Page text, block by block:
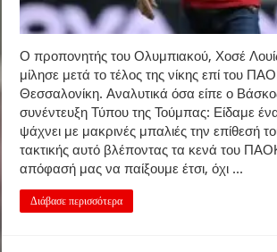
Ο προπονητής του Ολυμπιακού, Χοσέ
μίλησε μετά το τέλος της νίκης επί του
Θεσσαλονίκη. Αναλυτικά όσα είπε ο
συνέντευξη Τύπου της Τούμπας: Είδαμε
ψάχνει με μακρινές μπαλιές την επίθεσή
τακτικής αυτό βλέποντας τα κενά του
απόφασή μας να παίξουμε έτσι, όχι ...
Διάβασε περισσότερα